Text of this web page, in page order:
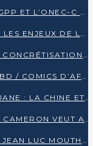
GOUVERNANCE FINANCIÈRE : LA DGPP ET L’ONEC-C VERS UN PARTENARIAT POUR ASSAINIR LES ENTREPRISES PUBLIQUES
CONGO TERMINAL SENSIBILISE SUR LES ENJEUX DE LA SANTÉ MENTALE EN
LE SOMMET AFRICA FORWARD : LA CONCRÉTISATION DE PARTENARIATS ÉQUILIBRÉS ET TOURNÉS VERS L’AVENIR ENTRE LE CONTINENT AFRICAIN ET LA FRANCE
NEA ÉDITIONS SACRÉE MEILLEURE BD / COMICS D’AFRIQUE AU KENYA
(MULTIMÉDIA) ZÉRO DROIT DE DOUANE : LA CHINE ET L’AFRIQUE VERS UNE PROXIMITÉ SANS PRÉCÉDENT (PAPIER GÉNÉRAL)
LANGUES NATIONALES ET IA : IGOR CAMERON VEUT ARRIMER LA STRATÉGIE IA À LA LOI SUR LA RECHERCHE
CERTIFICAT DE PRISE DE SERVICE : JEAN LUC MOUTHOU DÉMENT UNE « FAKE NEWS »